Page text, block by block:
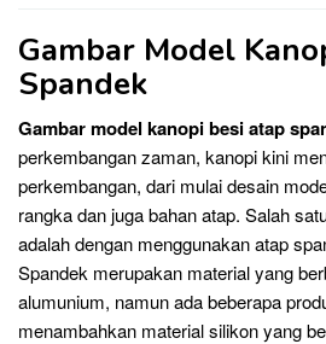
Gambar Model
Spandek
Gambar model kanopi besi atap
perkembangan zaman, kanopi kini
perkembangan, dari mulai desain
rangka dan juga bahan atap. Salah
adalah dengan menggunakan atap
Spandek merupakan material yang
alumunium, namun ada beberapa
menambahkan material silikon yang